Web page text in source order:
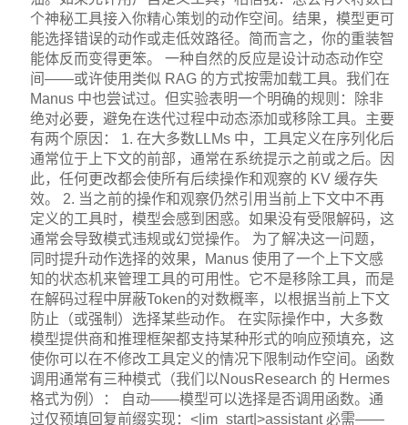
个神秘工具接入你精心策划的动作空间。结果，模型更可
能选择错误的动作或走低效路径。简而言之，你的重装智
能体反而变得更笨。 一种自然的反应是设计动态动作空
间——或许使用类似 RAG 的方式按需加载工具。我们在
Manus 中也尝试过。但实验表明一个明确的规则：除非
绝对必要，避免在迭代过程中动态添加或移除工具。主要
有两个原因： 1. 在大多数LLMs 中，工具定义在序列化后
通常位于上下文的前部，通常在系统提示之前或之后。因
此，任何更改都会使所有后续操作和观察的 KV 缓存失
效。 2. 当之前的操作和观察仍然引用当前上下文中不再
定义的工具时，模型会感到困惑。如果没有受限解码，这
通常会导致模式违规或幻觉操作。 为了解决这一问题，
同时提升动作选择的效果，Manus 使用了一个上下文感
知的状态机来管理工具的可用性。它不是移除工具，而是
在解码过程中屏蔽Token的对数概率，以根据当前上下文
防止（或强制）选择某些动作。 在实际操作中，大多数
模型提供商和推理框架都支持某种形式的响应预填充，这
使你可以在不修改工具定义的情况下限制动作空间。函数
调用通常有三种模式（我们以NousResearch 的 Hermes
格式为例）： 自动——模型可以选择是否调用函数。通
过仅预填回复前缀实现：<|im_start|>assistant 必需——